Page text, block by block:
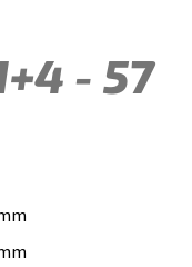
- 57